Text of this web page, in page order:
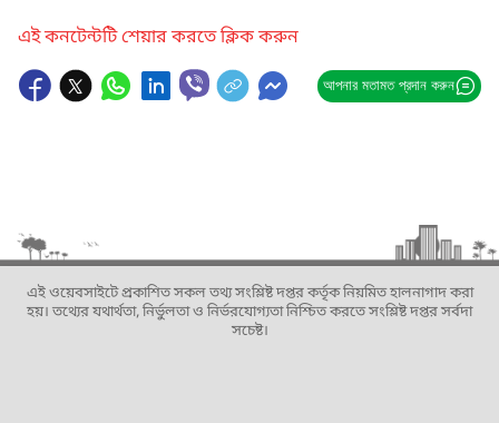
এই কনটেন্টটি শেয়ার করতে ক্লিক করুন
আপনার মতামত প্রদান করুন
এই ওয়েবসাইটে প্রকাশিত সকল তথ্য সংশ্লিষ্ট দপ্তর কর্তৃক নিয়মিত হালনাগাদ করা
হয়। তথ্যের যথার্থতা, নির্ভুলতা ও নির্ভরযোগ্যতা নিশ্চিত করতে সংশ্লিষ্ট দপ্তর সর্বদা
সচেষ্ট।